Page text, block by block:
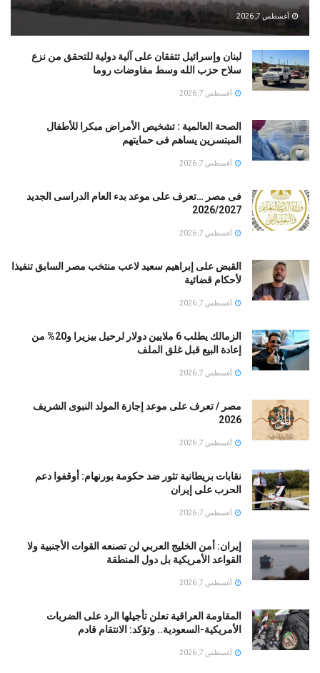
أغسطس 7, 2026
لبنان وإسرائيل تتفقان على آلية دولية للتحقق من نزع
سلاح حزب الله وسط مفاوضات روما
أغسطس 7, 2026
الصحة العالمية : تشخيص الأمراض مبكرا للأطفال
المبتسرين يساهم فى حمايتهم
أغسطس 7, 2026
فى مصر …تعرف على موعد بدء العام الدراسى الجديد
2026/2027
أغسطس 7, 2026
القبض على إبراهيم سعيد لاعب منتخب مصر السابق تنفيذا
لأحكام قضائية
أغسطس 7, 2026
الزمالك يطلب 6 ملايين دولار لرحيل بيزيرا و20% من
إعادة البيع قبل غلق الملف
أغسطس 7, 2026
مصر / تعرف على موعد إجازة المولد النبوى الشريف
2026
أغسطس 7, 2026
نقابات بريطانية تثور ضد حكومة بورنهام: أوقفوا دعم
الحرب على إيران
أغسطس 7, 2026
إيران: أمن الخليج العربي لن تصنعه القوات الأجنبية ولا
القواعد الأمريكية بل دول المنطقة
أغسطس 7, 2026
المقاومة العراقية تعلن تأجيلها الرد على الضربات
الأمريكية-السعودية.. وتؤكد: الانتقام قادم
أغسطس 7, 2026